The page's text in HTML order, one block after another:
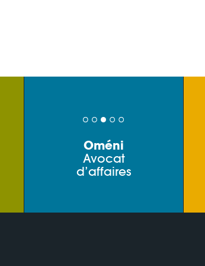
Oméni
Avocat
d’affaires